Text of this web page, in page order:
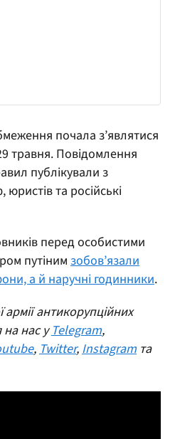
почала з’являтися
травня. Повідомлення
публікували з
та російські
перед особистими
путіним зобов’язали
а й наручні годинники.
антикорупційних
на нас уTelegram,
,Twitter,Instagram та